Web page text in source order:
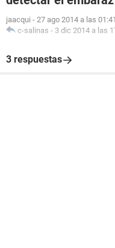
jaacqui - 27 ago 2014 a las 01:41
c-salinas - 3 dic 2014 a las
3 respuestas